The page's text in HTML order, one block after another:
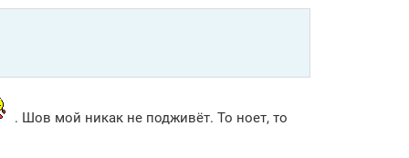
. Шов мой никак не подживёт. То ноет, то